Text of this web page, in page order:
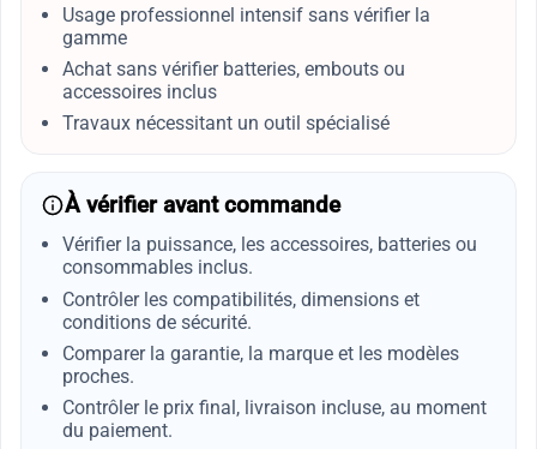
Usage professionnel intensif sans vérifier la
gamme
Achat sans vérifier batteries, embouts ou
accessoires inclus
Travaux nécessitant un outil spécialisé
À vérifier avant commande
Vérifier la puissance, les accessoires, batteries ou
consommables inclus.
Contrôler les compatibilités, dimensions et
conditions de sécurité.
Comparer la garantie, la marque et les modèles
proches.
Contrôler le prix final, livraison incluse, au moment
du paiement.